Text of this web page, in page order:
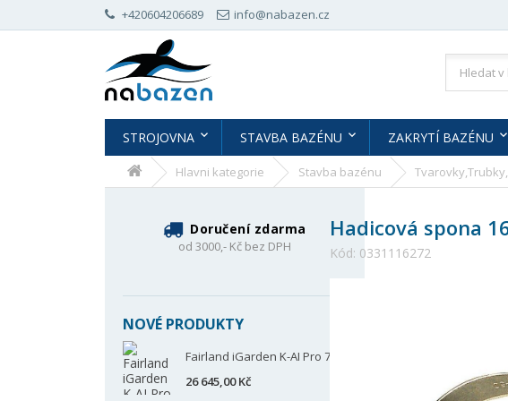
+420604206689 info@nabazen.cz
STROJOVNA STAVBA BAZÉNU ZAKRYTÍ BAZÉNU
Hlavni kategorie Stavba bazénu
Doručení zdarma
od 3000,- Kč bez DPH
NOVÉ PRODUKTY
Fairland iGarden K-AI Pro 70
26 645,00 Kč
Hadicová spona
Kód: 0331116272